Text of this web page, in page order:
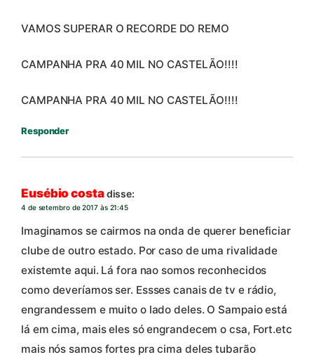
VAMOS SUPERAR O RECORDE DO REMO
CAMPANHA PRA 40 MIL NO CASTELÃO!!!!
CAMPANHA PRA 40 MIL NO CASTELÃO!!!!
Responder
Eusébio costadisse:
4 de setembro de 2017 às 21:45
Imaginamos se cairmos na onda de querer beneficiar
clube de outro estado. Por caso de uma rivalidade
existemte aqui. Lá fora nao somos reconhecidos
como deveríamos ser. Essses canais de tv e rádio,
engrandessem e muito o lado deles. O Sampaio está
lá em cima, mais eles só engrandecem o csa, Fort.etc
mais nós samos fortes pra cima deles tubarão